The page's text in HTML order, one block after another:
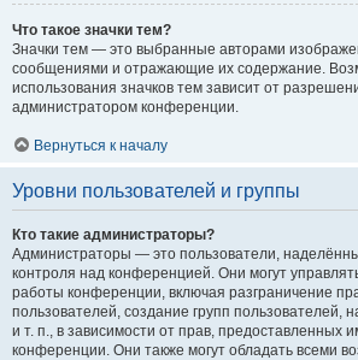
Что такое значки тем?
Значки тем — это выбранные авторами
сообщениями и отражающие их содержание.
использования значков тем зависит от
администратором конференции.
Вернуться к началу
Уровни пользователей и группы
Кто такие администраторы?
Администраторы — это пользователи,
контроля над конференцией. Они могут
работы конференции, включая разграничение
пользователей, создание групп пользователей,
и т. п., в зависимости от прав, предоставленных
конференции. Они также могут обладать всеми